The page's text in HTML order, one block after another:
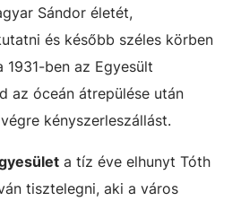
Sándor életét,
és később széles körben
ben az Egyesült
az óceán átrepülése után
kényszerleszállást.
a tíz éve elhunyt Tóth
tisztelegni, aki a város